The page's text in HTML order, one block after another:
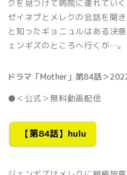
クを見つけて病院に連れていく
ゼイネプとメレクの会話を聞
と知ったギョニュルはある決
ェンギズのところへ行くが…。
ドラマ「Mother」第84話＞
●＜公式＞無料動画配信
【第84話】hulu